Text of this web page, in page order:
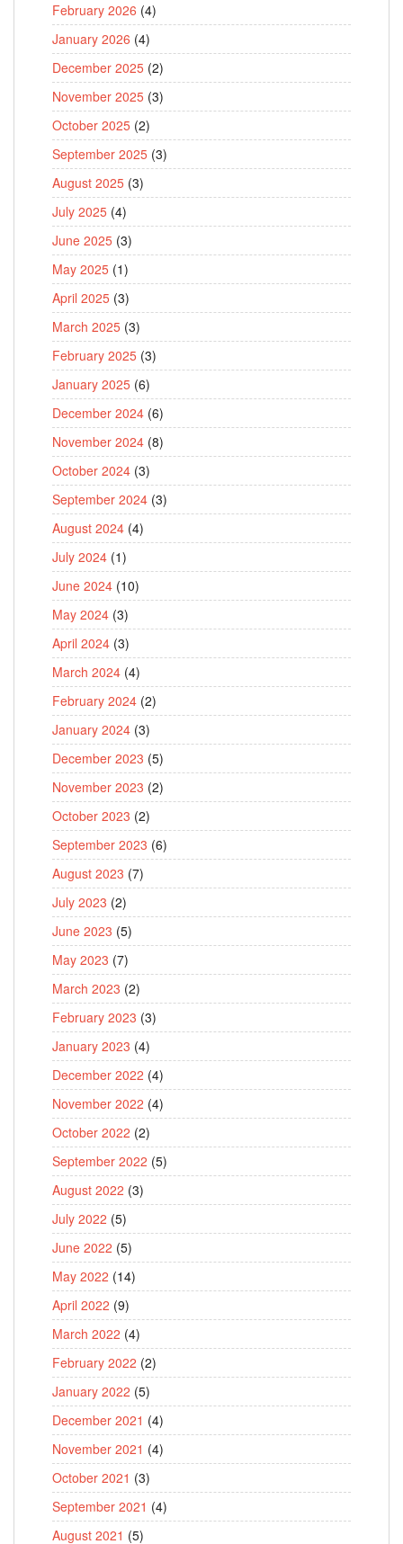
February 2026 (4)
January 2026 (4)
December 2025 (2)
November 2025 (3)
October 2025 (2)
September 2025 (3)
August 2025 (3)
July 2025 (4)
June 2025 (3)
May 2025 (1)
April 2025 (3)
March 2025 (3)
February 2025 (3)
January 2025 (6)
December 2024 (6)
November 2024 (8)
October 2024 (3)
September 2024 (3)
August 2024 (4)
July 2024 (1)
June 2024 (10)
May 2024 (3)
April 2024 (3)
March 2024 (4)
February 2024 (2)
January 2024 (3)
December 2023 (5)
November 2023 (2)
October 2023 (2)
September 2023 (6)
August 2023 (7)
July 2023 (2)
June 2023 (5)
May 2023 (7)
March 2023 (2)
February 2023 (3)
January 2023 (4)
December 2022 (4)
November 2022 (4)
October 2022 (2)
September 2022 (5)
August 2022 (3)
July 2022 (5)
June 2022 (5)
May 2022 (14)
April 2022 (9)
March 2022 (4)
February 2022 (2)
January 2022 (5)
December 2021 (4)
November 2021 (4)
October 2021 (3)
September 2021 (4)
August 2021 (5)